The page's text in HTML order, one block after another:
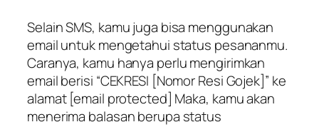
Selain SMS, kamu juga bisa menggunakan
email untuk mengetahui status pesananmu.
Caranya, kamu hanya perlu mengirimkan
email berisi “CEKRESI [Nomor Resi Gojek]” ke
alamat [email protected] Maka, kamu akan
menerima balasan berupa status